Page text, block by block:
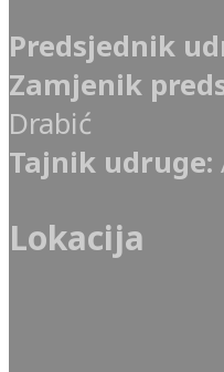
Predsjednik
Zamjenik
Drabić
Tajnik udruge:
Lokacija